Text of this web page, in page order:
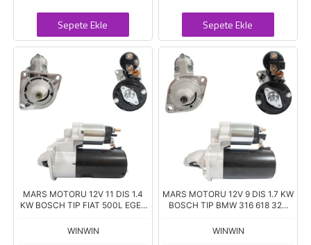
Sepete Ekle Sepete Ekle
MARS MOTORU 12V 11 DIS 1.4
KW BOSCH TIP FIAT 500L EGEA
WINWIN
MARS MOTORU 12V 9 DIS 1.7 KW
BOSCH TIP BMW 316 618 320
WINWIN